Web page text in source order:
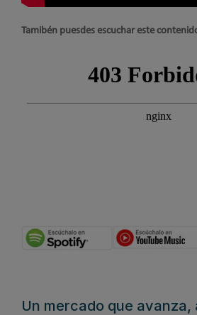
Tamibén puesdes escuchar este
Un mercado que avanza,